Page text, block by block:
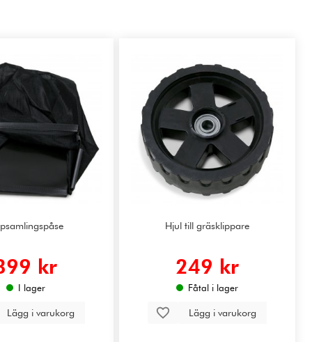
kr
I lager
Lägg i varukorg
Hjul till gräsklippare
249 kr
Fåtal i lager
Lägg i varukorg